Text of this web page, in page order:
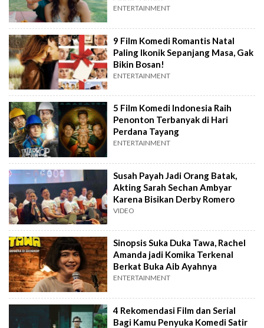
ENTERTAINMENT
9 Film Komedi Romantis Natal
Paling Ikonik Sepanjang Masa, Gak
Bikin Bosan!
ENTERTAINMENT
5 Film Komedi Indonesia Raih
Penonton Terbanyak di Hari
Perdana Tayang
ENTERTAINMENT
Susah Payah Jadi Orang Batak,
Akting Sarah Sechan Ambyar
Karena Bisikan Derby Romero
VIDEO
Sinopsis Suka Duka Tawa, Rachel
Amanda jadi Komika Terkenal
Berkat Buka Aib Ayahnya
ENTERTAINMENT
4 Rekomendasi Film dan Serial
Bagi Kamu Penyuka Komedi Satir